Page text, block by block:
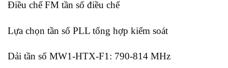
Điều chế FM tần số điều chế
Lựa chọn tần số PLL tổng hợp kiểm soát
Dải tần số MW1-HTX-F1: 790-814 MHz